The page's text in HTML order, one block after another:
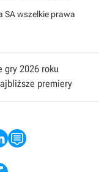
SA wszelkie prawa
gry 2026 roku
premiery